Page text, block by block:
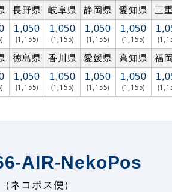
長野県 岐阜県 静岡県 愛知県 三
1,050
(1,155)
1,050
(1,155)
1,050
(1,155)
1,050
(1,155)
徳島県 香川県 愛媛県 高知県 福
1,050
(1,155)
1,050
(1,155)
1,050
(1,155)
1,050
(1,155)
AIR-NekoPos
（ネコポス便）